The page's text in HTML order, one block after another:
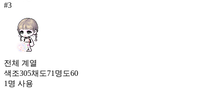
초대형 손 도끼
#3
전체 계열
색조305채도71 명도60
1 명 사용